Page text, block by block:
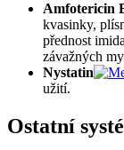
Amfotericin
kvasinky,
přednost
závažných
Nystatin
užití.
Ostatní